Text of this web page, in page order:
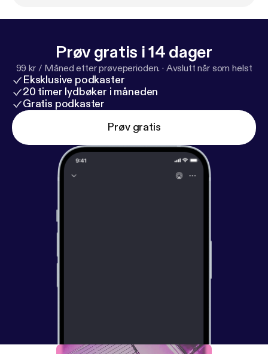
Prøv gratis i 14 dager
99 kr / Måned etter prøveperioden. · Avslutt når som helst
Eksklusive podkaster
20 timer lydbøker i måneden
Gratis podkaster
Prøv gratis